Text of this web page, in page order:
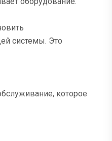
системы. Это
которое